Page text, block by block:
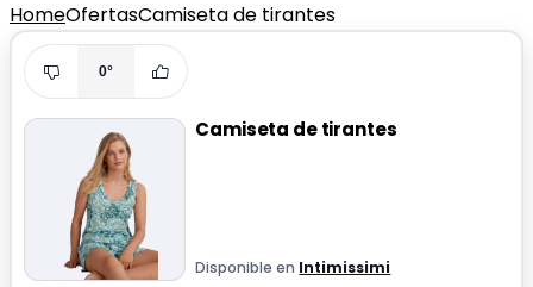
HomeOfertasCamiseta de tirantes
0°
Camiseta de tirantes
Disponible en Intimissimi